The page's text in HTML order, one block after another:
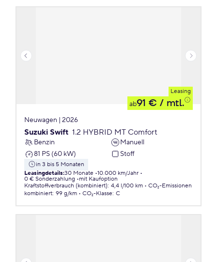
Leasing
ab91 € / mtl.
Neuwagen | 2026
Suzuki Swift 1.2 HYBRID MT Comfort
Benzin
Manuell
81 PS (60 kW)
Stoff
in 3 bis 5 Monaten
Leasingdetails:30 Monate 10.000 km/Jahr
0 € Sonderzahlung
mit Kaufoption
Kraftstoffverbrauch (kombiniert): 4,4 l/100 km
CO₂-Emissionen
kombiniert: 99 g/km CO₂-Klasse: C